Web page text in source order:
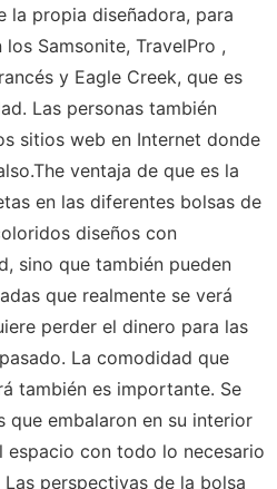
la propia diseñadora, para
Samsonite, TravelPro ,
y Eagle Creek, que es
Las personas también
sitios web en Internet donde
ventaja de que es la
en las diferentes bolsas de
diseños con
sino que también pueden
que realmente se verá
perder el dinero para las
La comodidad que
también es importante. Se
que embalaron en su interior
espacio con todo lo necesario
perspectivas de la bolsa